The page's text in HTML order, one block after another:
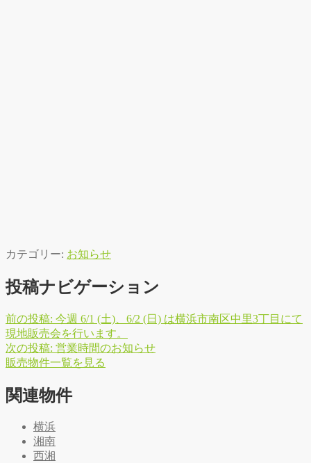
カテゴリー: お知らせ
投稿ナビゲーション
前の投稿: 今週 6/1 (土)、6/2 (日) は横浜市南区中里3丁目にて
現地販売会を行います。
次の投稿: 営業時間のお知らせ
販売物件一覧を 見る
関連物件
横浜
湘南
西湘